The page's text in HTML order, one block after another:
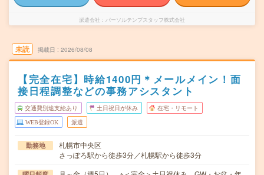
派遣会社 パーソルテンプスタッフ株式会社
未読 掲載日 2026/08/08
【完全在宅】時給1400円＊メールメイン！面
接日程調整などの事務アシスタント
交通費別途支給あり 土日祝日が休み 在宅・リモート
WEB登録OK 派遣
勤務地
札幌市中央区
さっぽろ駅から徒歩3分／札幌駅から徒歩3分